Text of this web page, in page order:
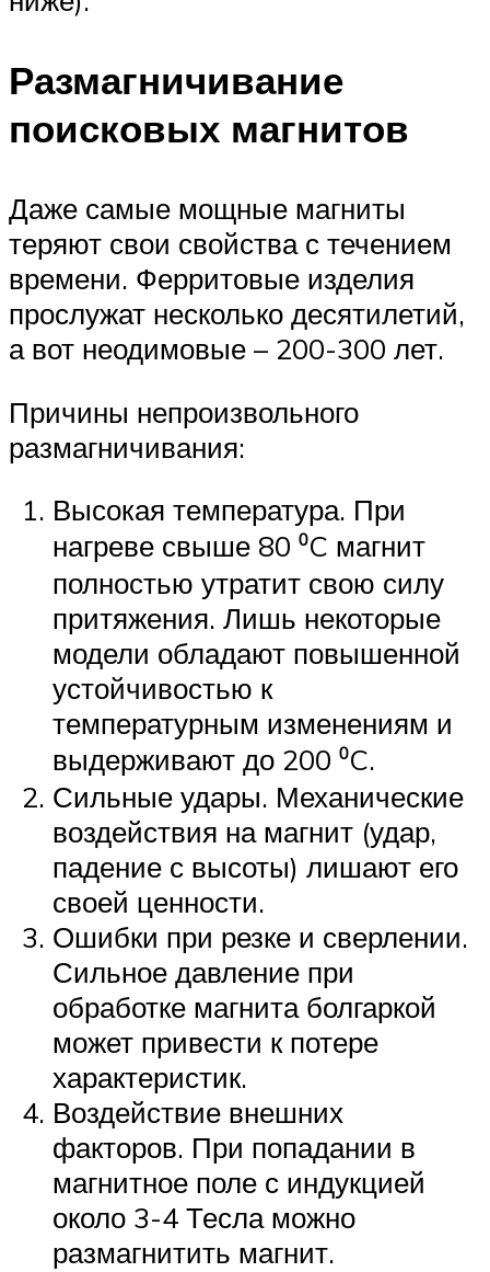
Размагничивание
поисковых магнитов
Даже самые мощные магниты
теряют свои свойства с течением
времени. Ферритовые изделия
прослужат несколько десятилетий,
а вот неодимовые – 200-300 лет.
Причины непроизвольного
размагничивания:
Высокая температура. При
нагреве свыше 80 ⁰C магнит
полностью утратит свою силу
притяжения. Лишь некоторые
модели обладают повышенной
устойчивостью к
температурным изменениям и
выдерживают до 200 ⁰C.
Сильные удары. Механические
воздействия на магнит (удар,
падение с высоты) лишают его
своей ценности.
Ошибки при резке и сверлении.
Сильное давление при
обработке магнита болгаркой
может привести к потере
характеристик.
Воздействие внешних
факторов. При попадании в
магнитное поле с индукцией
около 3-4 Тесла можно
размагнитить магнит.